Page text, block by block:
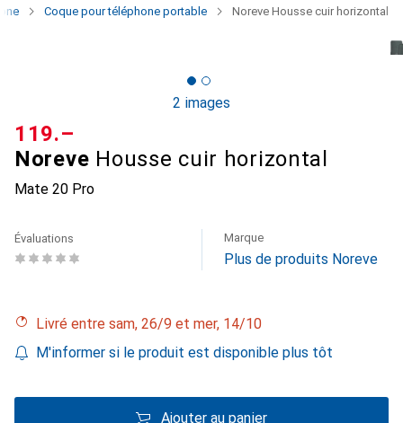
Coque pour téléphone portable Noreve Housse cuir horizontal
2 images
Noreve Housse cuir horizontal
Mate 20 Pro
CHF
119.–
Évaluations Marque
Plus de produits Noreve
Livré entre sam, 26/9 et mer, 14/10
M'informer si le produit est disponible plus tôt
Ajouter au panier